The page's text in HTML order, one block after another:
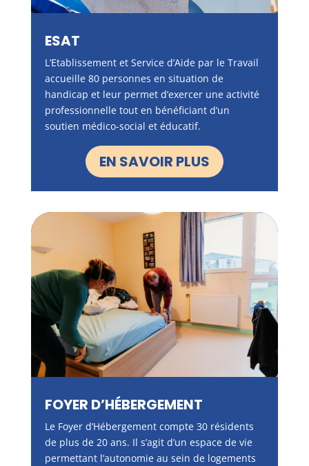
ESAT
L’Etablissement et Service d’Aide par le Travail
accueille 80 personnes en situation de
handicap et leur permet d’exercer une activité
professionnelle tout en bénéficiant d’un
soutien médico-social et éducatif.
EN SAVOIR PLUS
FOYER D’HÉBERGEMENT
Le Foyer d’Hébergement compte 30 résidents
de plus de 20 ans. Il s’agit d’un espace de vie
permettant l’autonomie au sein de logements